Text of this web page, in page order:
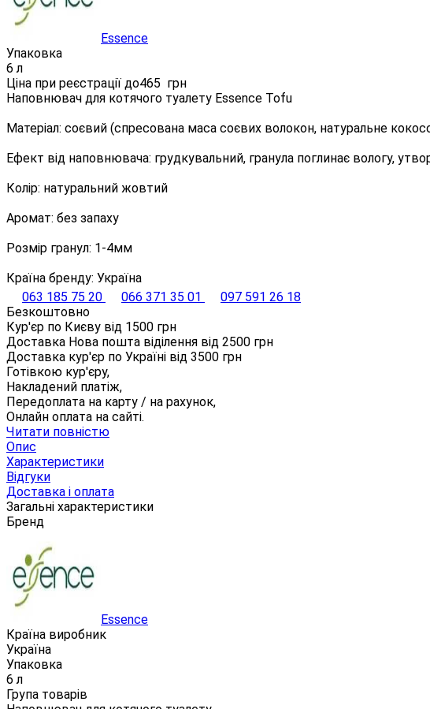
Essence
Упаковка
6 л
Ціна при реєстрації до465 грн
Наповнювач для котячого туалету Essence Tofu
Матеріал: соєвий (спресована маса соєвих волокон, натуральне
Ефект від наповнювача: грудкувальний, гранула поглинає вологу,
Колір: натуральний жовтий
Аромат: без запаху
Розмір гранул: 1-4мм
Країна бренду: Україна
063 185 75 20
066 371 35 01
097 591 26 18
Безкоштовно
Кур'єр по Києву від 1500 грн
Доставка Нова пошта віділення від 2500 грн
Доставка кур'єр по Україні від 3500 грн
Готівкою кур'єру,
Накладений платіж,
Передоплата на карту / на рахунок,
Онлайн оплата на сайті.
Читати повністю
Опис
Характеристики
Відгуки
Доставка і оплата
Загальні характеристики
Бренд
Essence
Країна виробник
Україна
Упаковка
6 л
Група товарів